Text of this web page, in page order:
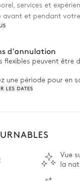
services et
avant et pendant
d'annulation
flexibles peuvent être
une période pour en
LES DATES
Vue
la